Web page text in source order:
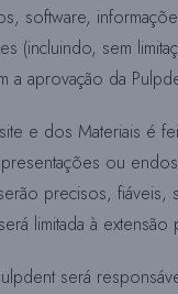
software,
sem
a aprovação da
e dos Materiais é
ou
precisos,
limitada à
será